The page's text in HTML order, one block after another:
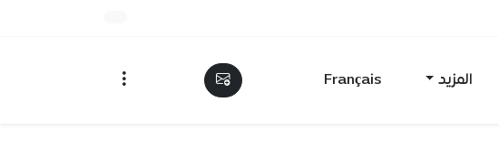
المزيد Français